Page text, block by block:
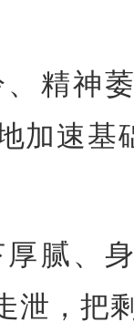
精神
加速基
腻、
泄，把